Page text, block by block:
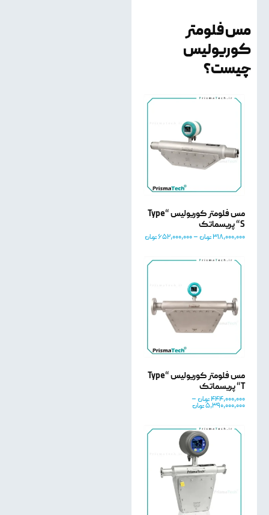
مس فلومتر
کوریولیس
چیست؟
مس فلومتر کوریولیس “Type
“S پریسماتک
318,000,000تومان–
652,000,000تومان
مس فلومتر کوریولیس “Type
“T پریسماتک
444,000,000تومان–
5,390,000,000تومان